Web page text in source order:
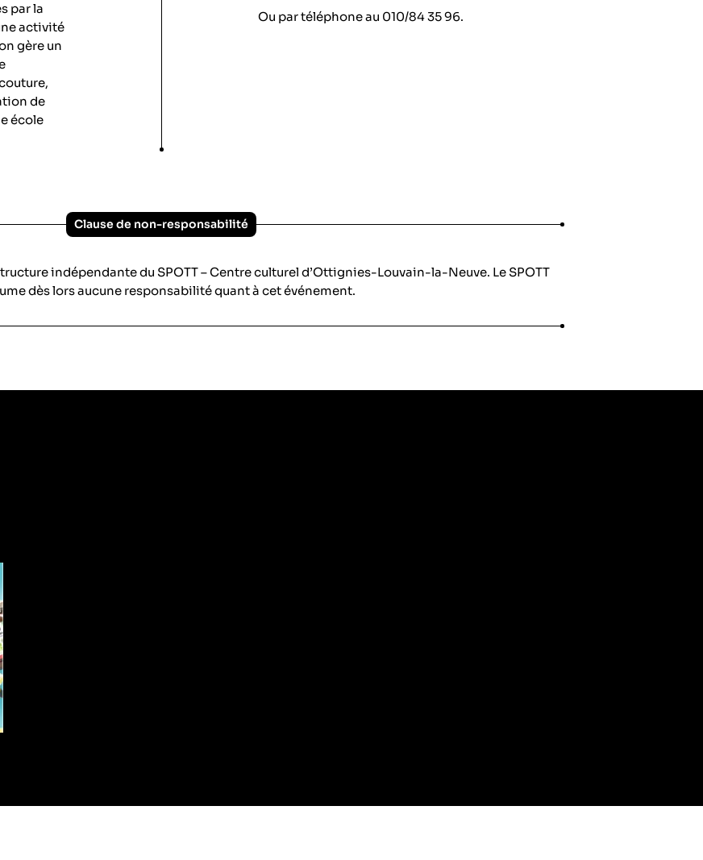
par la
activité
gère un
de
école
Ou par téléphone au 010/84 35 96.
Clause de non-responsabilité
indépendante du SPOTT – Centre culturel d’Ottignies-Louvain-la-Neuve. Le SPOTT
dès lors aucune responsabilité quant à cet événement.